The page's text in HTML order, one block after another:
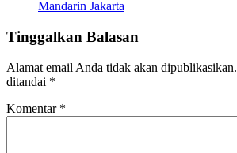
Mandarin Jakarta
Tinggalkan Balasan
Alamat email Anda tidak akan dipublikasikan.
ditandai *
Komentar *